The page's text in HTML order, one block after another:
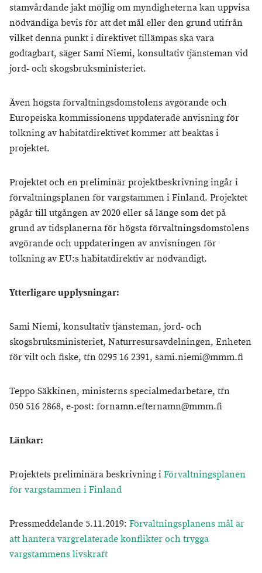
stamvårdande jakt möjlig om myndigheterna kan uppvisa
nödvändiga bevis för att det mål eller den grund utifrån
vilket denna punkt i direktivet tillämpas ska vara
godtagbart, säger Sami Niemi, konsultativ tjänsteman vid
jord- och skogsbruksministeriet.
Även högsta förvaltningsdomstolens avgörande och
Europeiska kommissionens uppdaterade anvisning för
tolkning av habitatdirektivet kommer att beaktas i
projektet.
Projektet och en preliminär projektbeskrivning ingår i
förvaltningsplanen för vargstammen i Finland. Projektet
pågår till utgången av 2020 eller så länge som det på
grund av tidsplanerna för högsta förvaltningsdomstolens
avgörande och uppdateringen av anvisningen för
tolkning av EU:s habitatdirektiv är nödvändigt.
Ytterligare upplysningar:
Sami Niemi, konsultativ tjänsteman, jord- och
skogsbruksministeriet, Naturresursavdelningen, Enheten
för vilt och fiske, tfn 0295 16 2391, sami.niemi@mmm.fi
Teppo Säkkinen, ministerns specialmedarbetare, tfn
050 516 2868, e-post: fornamn.efternamn@mmm.fi
Länkar:
Projektets preliminära beskrivning iFörvaltningsplanen
för vargstammen i Finland
Pressmeddelande 5.11.2019: Förvaltningsplanens mål är
att hantera vargrelaterade konflikter och trygga
vargstammens livskraft